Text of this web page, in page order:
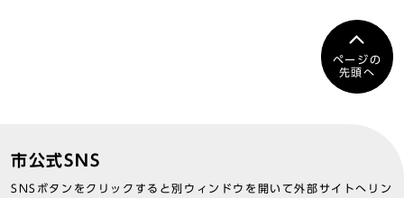
ページの
先頭へ
市公式SNS
SNSボタンをクリックすると別ウィンドウを開いて外部サイトへリン